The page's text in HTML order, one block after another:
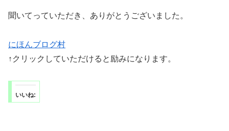
聞いてっていただき、ありがとうございました。
にほんブログ村
↑クリックしていただけると励みになります。
いいね: